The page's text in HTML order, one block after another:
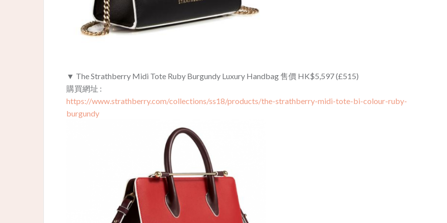
▼ The Strathberry Midi Tote Ruby Burgundy Luxury Handbag 售價 HK$5,597 (£515)
購買網址 :
https://www.strathberry.com/collections/ss18/products/the-strathberry-midi-tote-bi-colour-ruby-
burgundy